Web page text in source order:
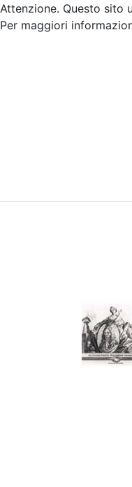
Attenzione. Questo sito
Per maggiori